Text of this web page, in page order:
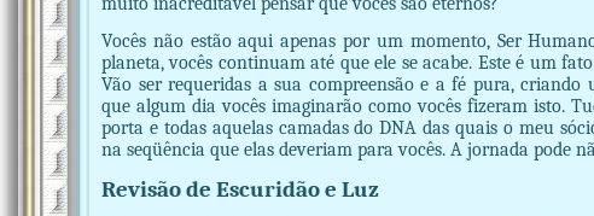
Vocês não estão aqui apenas por um momento, Ser
planeta, vocês continuam até que ele se acabe. Este é um
Vão ser requeridas a sua compreensão e a fé pura,
que algum dia vocês imaginarão como vocês fizeram isto.
porta e todas aquelas camadas do DNA das quais o meu
na seqüência que elas deveriam para vocês. A jornada pode
Revisão de Escuridão e Luz